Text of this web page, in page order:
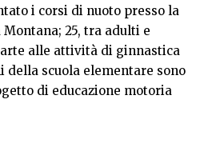
i corsi di nuoto presso la
25, tra adulti e
alle attività di ginnastica
della scuola elementare sono
di educazione motoria